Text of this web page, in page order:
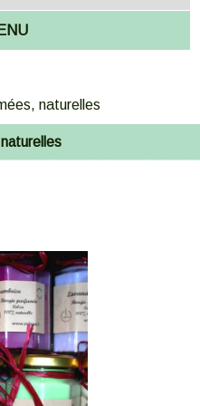
naturelles
pot
40 h
h